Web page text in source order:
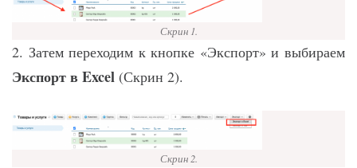
Скрин 1.
2. Затем переходим к кнопке «Экспорт» и выбираем
Экспорт в Excel (Скрин 2).
Скрин 2.